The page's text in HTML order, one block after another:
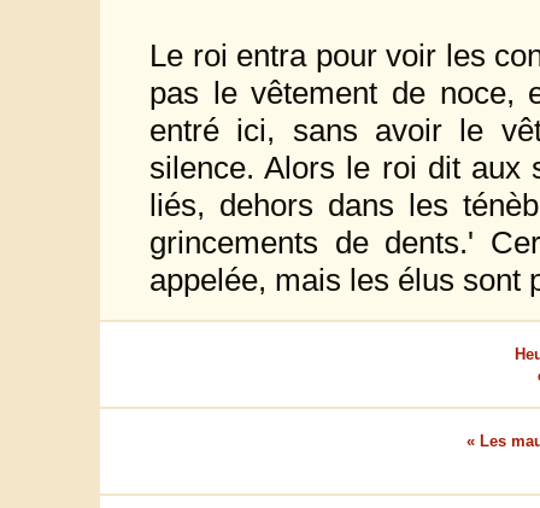
Le roi entra pour voir les
pas le vêtement de noce,
entré ici, sans avoir le
silence. Alors le roi dit aux
liés, dehors dans les
grincements de dents.'
appelée, mais les élus sont
« Les